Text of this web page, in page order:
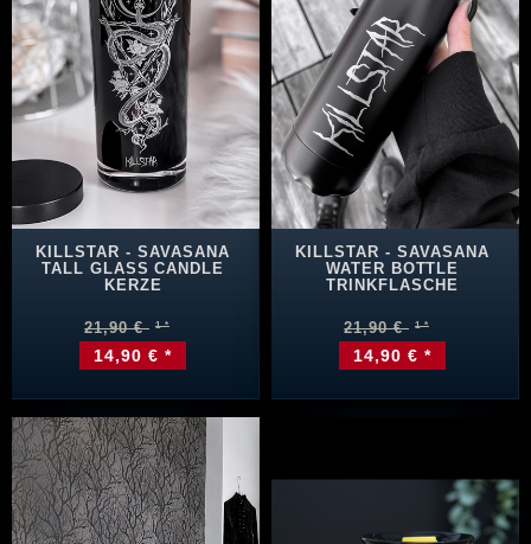
KILLSTAR - SAVASANA
TALL GLASS CANDLE
KERZE
21,90 €
14,90 € *
KILLSTAR - SAVASANA
WATER BOTTLE
TRINKFLASCHE
21,90 €
14,90 € *